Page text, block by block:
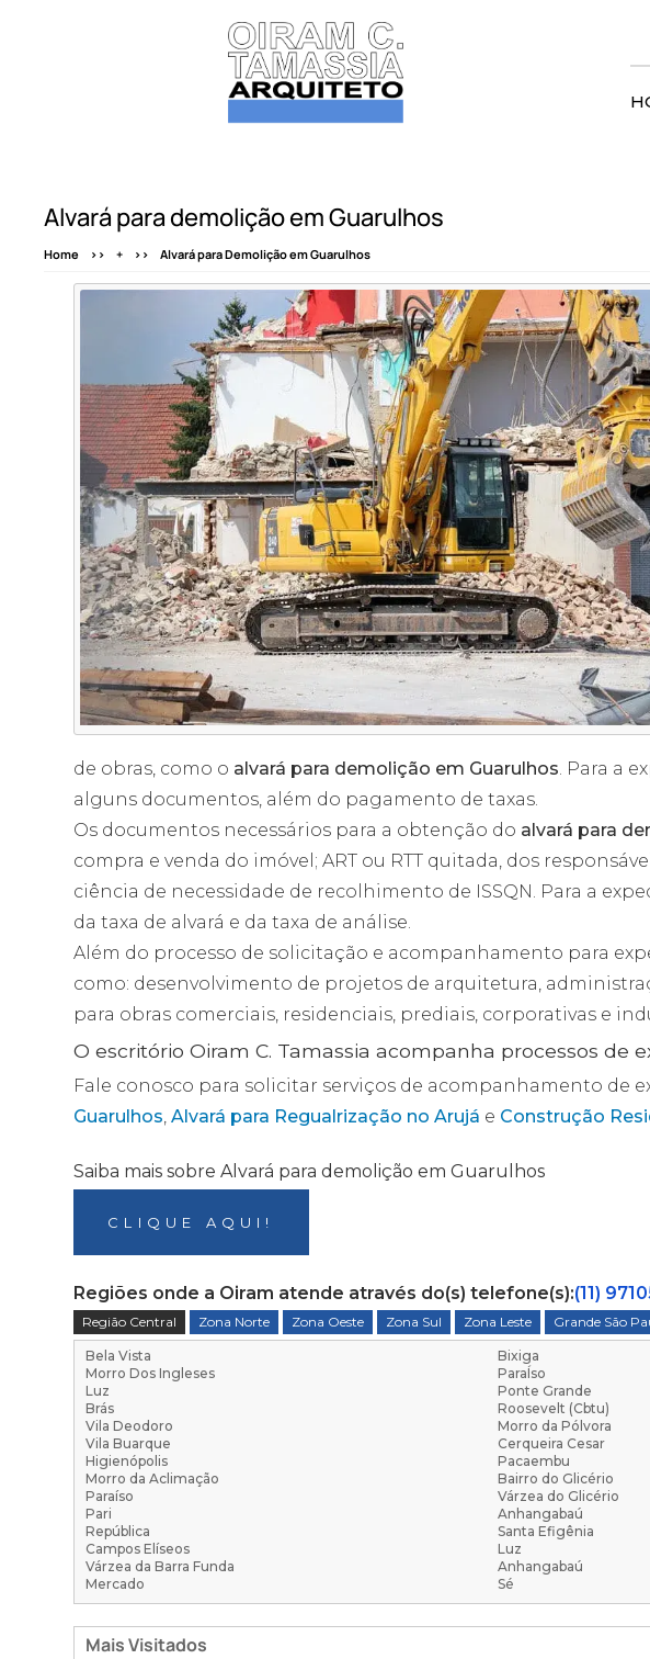
Alvará para demolição em Guarulhos
Home + Alvará para Demolição em Guarulhos
de obras, como o alvará para demolição em Guarulhos. Para a
alguns documentos, além do pagamento de taxas.
Os documentos necessários para a obtenção do alvará para
compra e venda do imóvel; ART ou RTT quitada, dos
ciência de necessidade de recolhimento de ISSQN. Para a
da taxa de alvará e da taxa de análise.
Além do processo de solicitação e acompanhamento para
como: desenvolvimento de projetos de arquitetura,
para obras comerciais, residenciais, prediais, corporativas e
O escritório Oiram C. Tamassia acompanha processos de
Fale conosco para solicitar serviços de acompanhamento de
Guarulhos,Alvará para Regualrização no Arujá e Construção
Saiba mais sobre Alvará para demolição em Guarulhos
CLIQUE AQUI!
Regiões onde a Oiram atende através do(s) telefone(s):(11)
Região Central Zona Norte Zona Oeste Zona Sul Zona Leste Grande São
Bela Vista Bixiga
Morro Dos Ingleses
ParaÍso
Luz
Ponte Grande
Brás
Roosevelt (Cbtu)
Vila Deodoro
Morro da Pólvora
Vila Buarque
Cerqueira Cesar
Higienópolis
Pacaembu
Morro da Aclimação
Bairro do Glicério
Paraíso
Várzea do Glicério
Pari
Anhangabaú
República
Santa Efigênia
Campos Elíseos
Luz
Várzea da Barra Funda
Anhangabaú
Mercado
Sé
Mais Visitados